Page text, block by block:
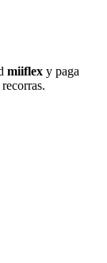
miiflex y paga